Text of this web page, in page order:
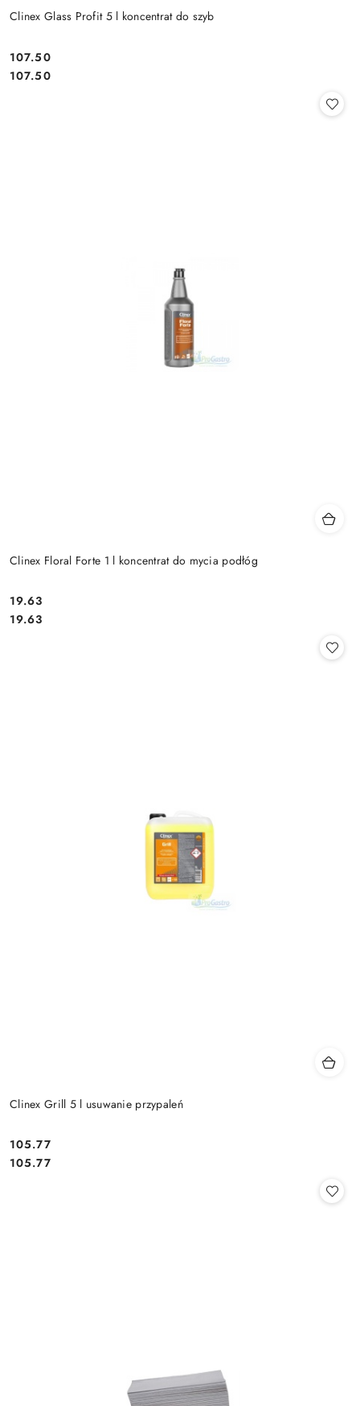
Clinex Glass Profit 5 l koncentrat do szyb
Cena:
107.50
Cena:
107.50
Clinex Floral Forte 1 l koncentrat do mycia podłóg
Cena:
19.63
Cena:
19.63
Clinex Grill 5 l usuwanie przypaleń
Cena:
105.77
Cena:
105.77